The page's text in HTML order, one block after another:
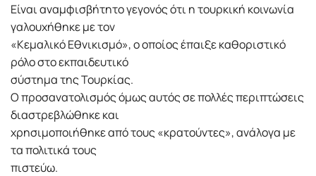
Είναι αναμφισβήτητο γεγονός ότι η τουρκική κοινωνία
γαλουχήθηκε με τον
«Κεμαλικό Εθνικισμό», ο οποίος έπαιξε καθοριστικό
ρόλο στο εκπαιδευτικό
σύστημα της Τουρκίας.
Ο προσανατολισμός όμως αυτός σε πολλές περιπτώσεις
διαστρεβλώθηκε και
χρησιμοποιήθηκε από τους «κρατούντες», ανάλογα με
τα πολιτικά τους
πιστεύω.